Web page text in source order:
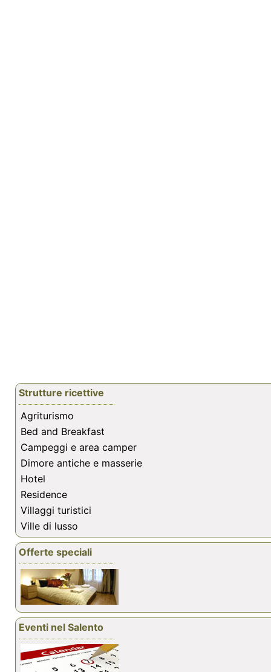
Strutture ricettive
Agriturismo
Bed and Breakfast
Campeggi e area camper
Dimore antiche e masserie
Hotel
Residence
Villaggi turistici
Ville di lusso
Offerte speciali
Eventi nel Salento